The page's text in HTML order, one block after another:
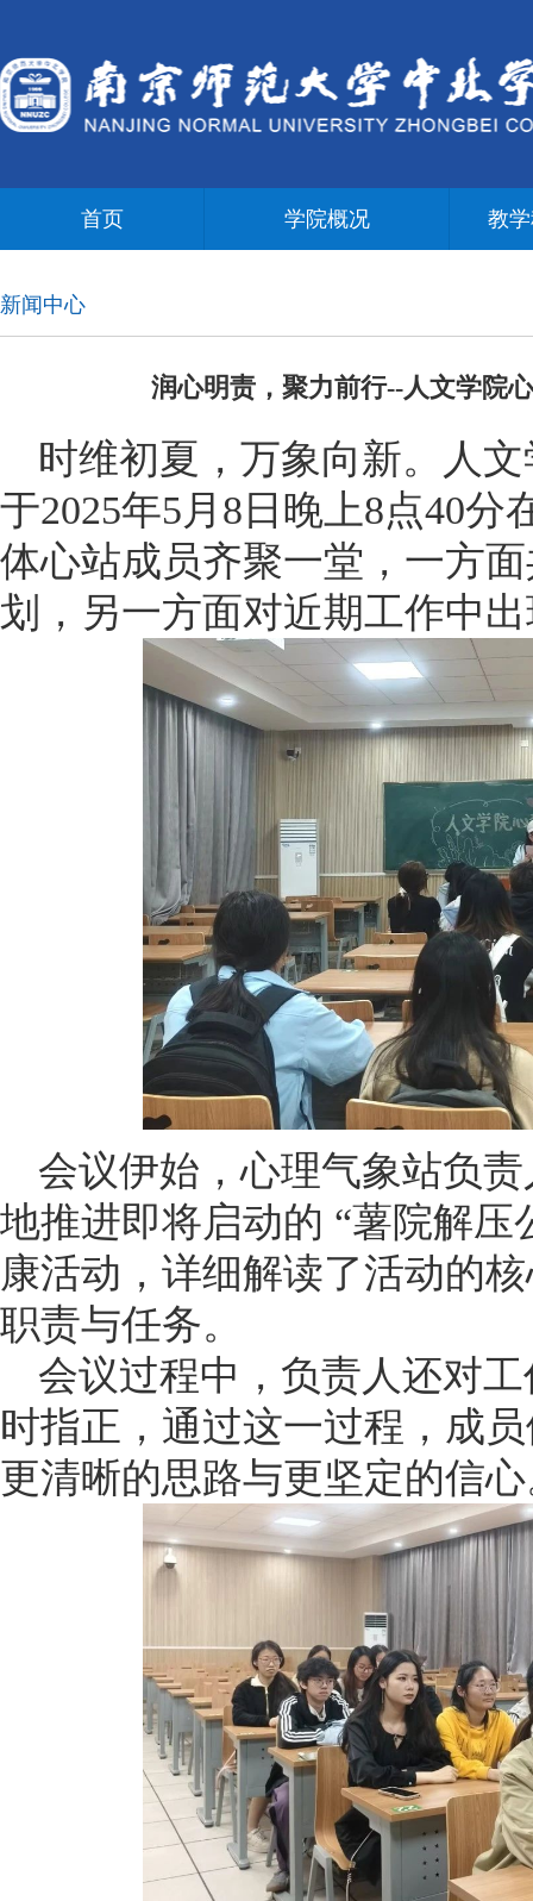
首页 学院概况 教
新闻中心
润心明责，聚力前行--人文学院
时维初夏，万象向新。人
于2025年5月8日晚上8点40分
体心站成员齐聚一堂，一方
划，另一方面对近期工作中
会议伊始，心理气象站负
地推进即将启动的 “薯院解
康活动，详细解读了活动的
职责与任务。
会议过程中，负责人还对
时指正，通过这一过程，成
更清晰的思路与更坚定的信